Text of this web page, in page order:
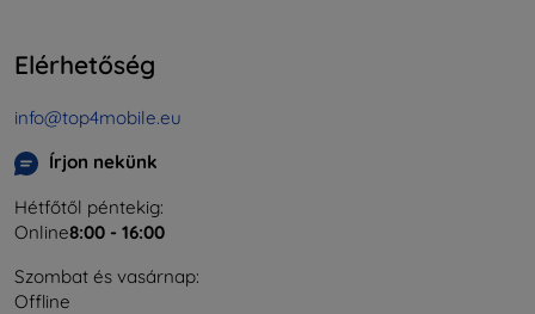
Elérhetőség
info@top4mobile.eu
Írjon nekünk
Hétfőtől péntekig:
Online8:00 - 16:00
Szombat és vasárnap:
Offline